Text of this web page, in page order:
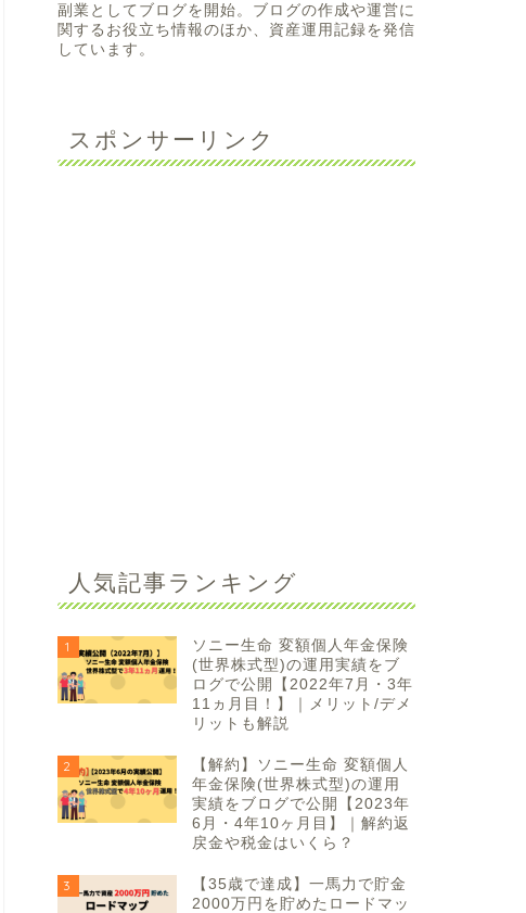
副業としてブログを開始。ブログの作成や運営に
関するお役立ち情報のほか、資産運用記録を発信
しています。
スポンサーリンク
人気記事ランキング
1
ソニー生命 変額個人年金保険
(世界株式型)の運用実績をブ
ログで公開【2022年7月・3年
11ヵ月目！】｜メリット/デメ
リットも解説
2
【解約】ソニー生命 変額個人
年金保険(世界株式型)の運用
実績をブログで公開【2023年
6月・4年10ヶ月目】｜解約返
戻金や税金はいくら？
3
【35歳で達成】一馬力で貯金
2000万円を貯めたロードマッ